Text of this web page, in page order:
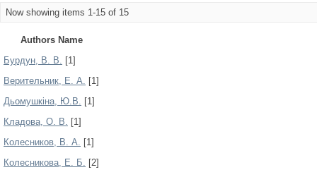
Now showing items 1-15 of 15
Authors Name
Бурдун, В. В. [1]
Верительник, Е. А. [1]
Дьомушкіна, Ю.В. [1]
Кладова, О. В. [1]
Колесников, В. А. [1]
Колесникова, Е. Б. [2]